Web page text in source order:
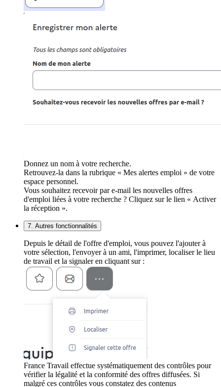
Donnez un nom à votre recherche.
Retrouvez-la dans la rubrique « Mes alertes emploi » de votre
espace personnel.
Vous souhaitez recevoir par e-mail les nouvelles offres
d'emploi liées à votre recherche ? Cliquez sur le lien « Activer
la réception ».
7. Autres fonctionnalités
Depuis le détail de l'offre d'emploi, vous pouvez l'ajouter à
votre sélection, l'envoyer à un ami, l'imprimer, localiser le lieu
de travail et la signaler en cliquant sur :
France Travail effectue systématiquement des contrôles pour
vérifier la légalité et la conformité des offres diffusées. Si
malgré ces contrôles vous constatez des contenus